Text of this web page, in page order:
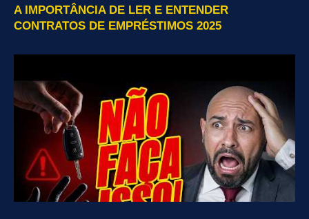
A IMPORTÂNCIA DE LER E ENTENDER
CONTRATOS DE EMPRÉSTIMOS 2025